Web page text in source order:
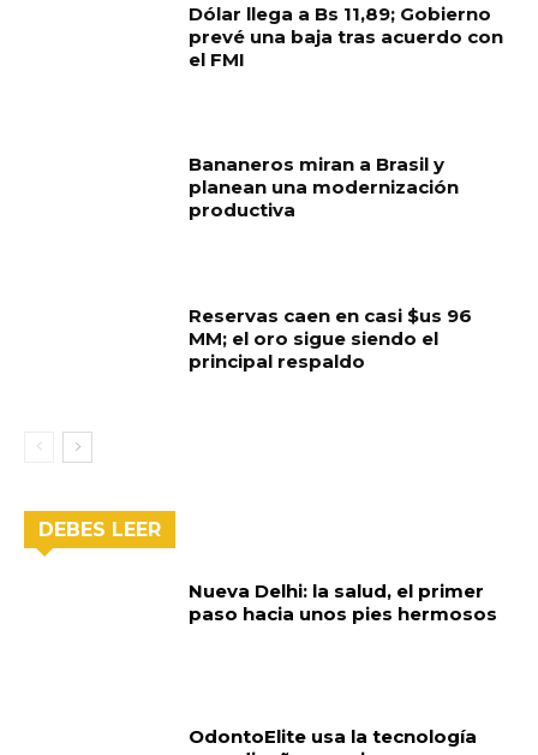
Dólar llega a Bs 11,89; Gobierno
prevé una baja tras acuerdo con
el FMI
Bananeros miran a Brasil y
planean una modernización
productiva
Reservas caen en casi $us 96
MM; el oro sigue siendo el
principal respaldo
DEBES LEER
Nueva Delhi: la salud, el primer
paso hacia unos pies hermosos
OdontoElite usa la tecnología